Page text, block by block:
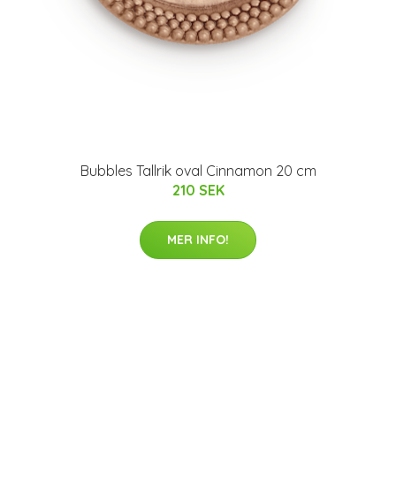
Bubbles Tallrik oval Cinnamon 20 cm
210 SEK
MER INFO!